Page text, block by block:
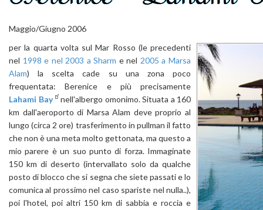
Maggio/Giugno 2006
per la quarta volta sul Mar Rosso (le precedenti
nel 1998 e nel 2003 a Sharm e nel 2005 a Marsa
Alam) la scelta cade su una zona poco
frequentata: Berenice e più precisamente
Lahami Bay
nell'albergo omonimo. Situata a 160
km dall'aeroporto di Marsa Alam deve proprio al
lungo (circa 2 ore) trasferimento in pullman il fatto
che non è una meta molto gettonata, ma questo a
mio parere è un suo punto di forza. Immaginate
150 km di deserto (intervallato solo da qualche
posto di blocco che si segna che siete passati e lo
comunica al prossimo nel caso spariste nel nulla..),
poi l'hotel, poi altri 150 km di sabbia e roccia e